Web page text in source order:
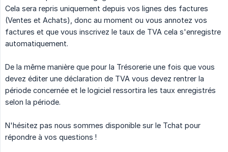
Cela sera repris uniquement depuis vos lignes des factures
(Ventes et Achats), donc au moment ou vous annotez vos
factures et que vous inscrivez le taux de TVA cela s'enregistre
automatiquement.
De la même manière que pour la Trésorerie une fois que vous
devez éditer une déclaration de TVA vous devez rentrer la
période concernée et le logiciel ressortira les taux enregistrés
selon la période.
N'hésitez pas nous sommes disponible sur le Tchat pour
répondre à vos questions !